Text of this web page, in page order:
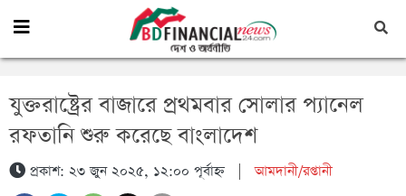
যুক্তরাষ্ট্রের বাজারে প্রথমবার সোলার প্যানেল
রফতানি শুরু করেছে বাংলাদেশ
প্রকাশ: ২৩ জুন ২০২৫, ১২:০০ পূর্বাহ্ন|আমদানী/রপ্তানী